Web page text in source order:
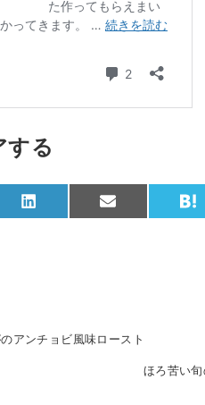
する
Share
on
L
i
Share
on
E
m
H
a
アンチョビ風味ロースト
ほろ苦い